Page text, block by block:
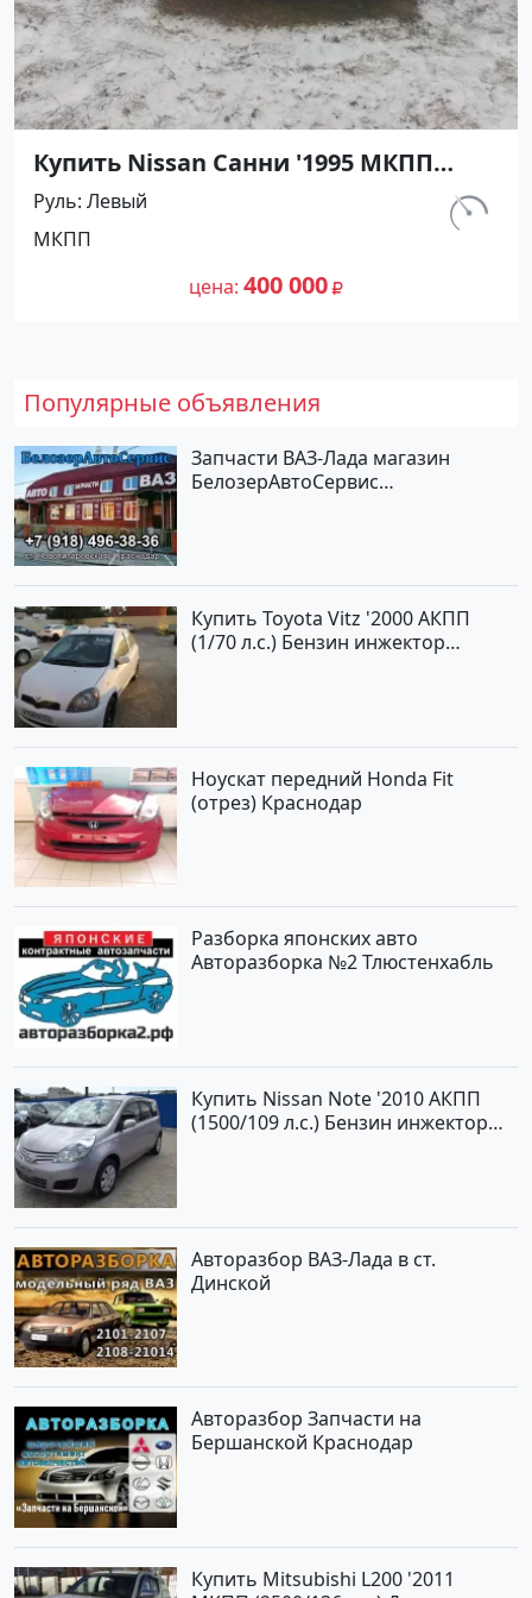
Купить Nissan Санни '1995 МКПП
(1400/90 л.с.) Бензин карбюратор
Абинск цвет Серебристый Седан по
цене 400000 рублей, объявление
№27476 на сайте Авторынок23
км.
Руль Левый
МКПП
цена 400 000
Популярные объявления
Запчасти ВАЗ-Лада магазин
БелозерАвтоСервис
Купить Toyota Vitz '2000 АКПП
(1/70 л.с.) Бензин инжектор
Ноускат передний Honda Fit
(отрез) Краснодар
Разборка японских авто
Авторазборка №2 Тлюстенхабль
Купить Nissan Note '2010 АКПП
(1500/109 л.с.) Бензин инжектор
Авторазбор ВАЗ-Лада в ст.
Динской
Авторазбор Запчасти на
Бершанской Краснодар
Купить Mitsubishi L200 '2011